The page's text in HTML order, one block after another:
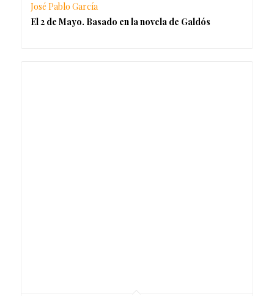
José Pablo García
El 2 de Mayo. Basado en la novela de Galdós